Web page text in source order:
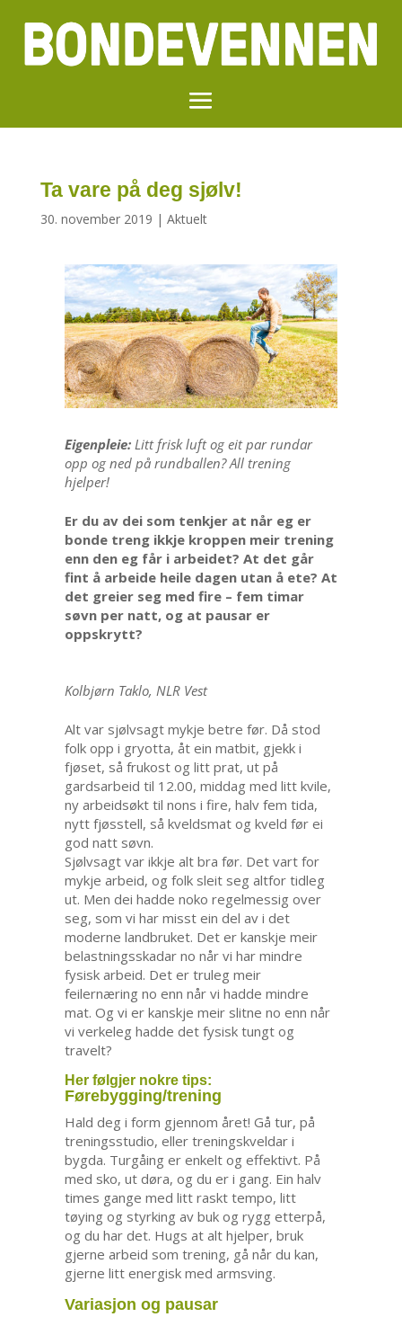
Ta vare på deg sjølv!
30. november 2019 | Aktuelt
Eigenpleie:Litt frisk luft og eit par rundar
opp og ned på rundballen? All trening
hjelper!
Er du av dei som tenkjer at når eg er
bonde treng ikkje kroppen meir trening
enn den eg får i arbeidet? At det går
fint å arbeide heile dagen utan å ete? At
det greier seg med fire – fem timar
søvn per natt, og at pausar er
oppskrytt?
Kolbjørn Taklo, NLR Vest
Alt var sjølvsagt mykje betre før. Då stod
folk opp i gryotta, åt ein matbit, gjekk i
fjøset, så frukost og litt prat, ut på
gardsarbeid til 12.00, middag med litt kvile,
ny arbeidsøkt til nons i fire, halv fem tida,
nytt fjøsstell, så kveldsmat og kveld før ei
god natt søvn.
Sjølvsagt var ikkje alt bra før. Det vart for
mykje arbeid, og folk sleit seg altfor tidleg
ut. Men dei hadde noko regelmessig over
seg, som vi har misst ein del av i det
moderne landbruket. Det er kanskje meir
belastningsskadar no når vi har mindre
fysisk arbeid. Det er truleg meir
feilernæring no enn når vi hadde mindre
mat. Og vi er kanskje meir slitne no enn når
vi verkeleg hadde det fysisk tungt og
travelt?
Her følgjer nokre tips:
Førebygging/trening
Hald deg i form gjennom året! Gå tur, på
treningsstudio, eller treningskveldar i
bygda. Turgåing er enkelt og effektivt. På
med sko, ut døra, og du er i gang. Ein halv
times gange med litt raskt tempo, litt
tøying og styrking av buk og rygg etterpå,
og du har det. Hugs at alt hjelper, bruk
gjerne arbeid som trening, gå når du kan,
gjerne litt energisk med armsving.
Variasjon og pausar